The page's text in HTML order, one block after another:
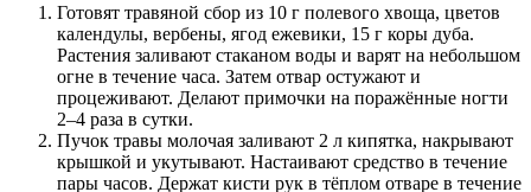
Готовят травяной сбор из 10 г полевого хвоща, цветов
календулы, вербены, ягод ежевики, 15 г коры дуба.
Растения заливают стаканом воды и варят на небольшом
огне в течение часа. Затем отвар остужают и
процеживают. Делают примочки на поражённые ногти
2–4 раза в сутки.
Пучок травы молочая заливают 2 л кипятка, накрывают
крышкой и укутывают. Настаивают средство в течение
пары часов. Держат кисти рук в тёплом отваре в течение